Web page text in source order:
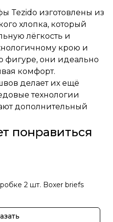
Tezido изготовлены из
хлопка, который
лёгкость и
крою и
фигуре, они идеально
комфорт.
делает их ещё
технологии
дополнительный
понравиться
2 шт. Boxer briefs